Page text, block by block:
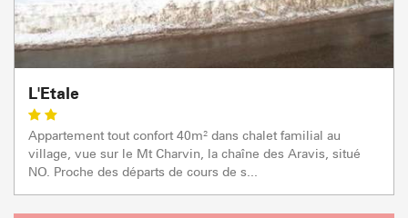
L'Etale
Appartement tout confort 40m² dans chalet familial au
village, vue sur le Mt Charvin, la chaîne des Aravis, situé
NO. Proche des départs de cours de s...